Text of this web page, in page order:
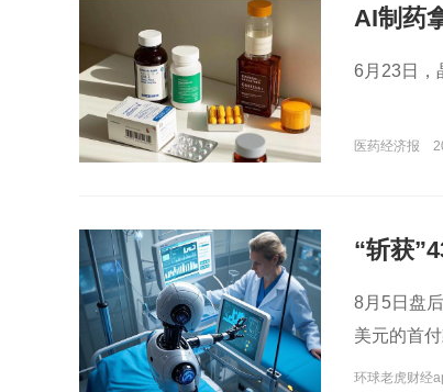
AI制药
6月23日，
医药经济报
“斩获
8月5日盘
美元的首
款。
环球老虎财经